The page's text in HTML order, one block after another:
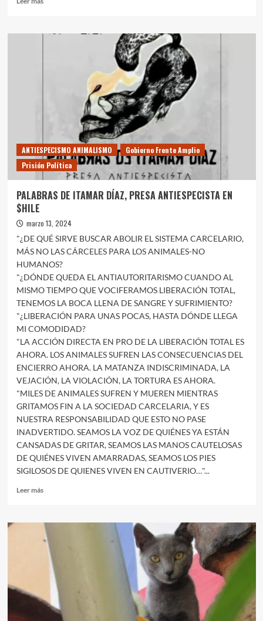
CARTA
ANTIESPECISMO ANIMALISMO
Gobierno Frente Amplio
Prisión Política
PALABRAS DE ITAMAR DÍAZ, PRESA ANTIESPECISTA EN
$HILE
marzo 13, 2024
"¿DE QUÉ SIRVE BUSCAR ABOLIR EL SISTEMA CARCELARIO,
MÁS NO LAS CÁRCELES PARA LOS ANIMALES-NO
HUMANOS?
"¿DÓNDE QUEDA EL ANTIAUTORITARISMO CUANDO AL
MISMO TIEMPO QUE VOCIFERAMOS LIBERACIÓN TOTAL,
TENEMOS LA BOCA LLENA DE SANGRE Y SUFRIMIENTO?
"¿LIBERACIÓN PARA UNAS POCAS, HASTA DÓNDE LLEGA
MI COMODIDAD?
"LA ACCIÓN DIRECTA EN PRO DE LA LIBERACIÓN TOTAL ES
AHORA. LOS ANIMALES SUFREN LAS CONSECUENCIAS DEL
ENCIERRO AHORA. LA MATANZA INDISCRIMINADA, LA
VEJACIÓN, LA VIOLACIÓN, LA TORTURA ES AHORA.
"MILES DE ANIMALES SUFREN Y MUEREN MIENTRAS
GRITAMOS FIN A LA SOCIEDAD CARCELARIA, Y ES
NUESTRA RESPONSABILIDAD QUE ESTO NO PASE
INADVERTIDO. SEAMOS LA VOZ DE QUIÉNES YA ESTÁN
CANSADAS DE GRITAR, SEAMOS LAS MANOS CAUTELOSAS
DE QUIÉNES VIVEN AMARRADAS, SEAMOS LOS PIES
SIGILOSOS DE QUIENES VIVEN EN CAUTIVERIO…"...
Leer másLeer
PALABRAS
DE
ITAMAR
DÍAZ,
PRESA
ANTIESPECISTA
$HILE